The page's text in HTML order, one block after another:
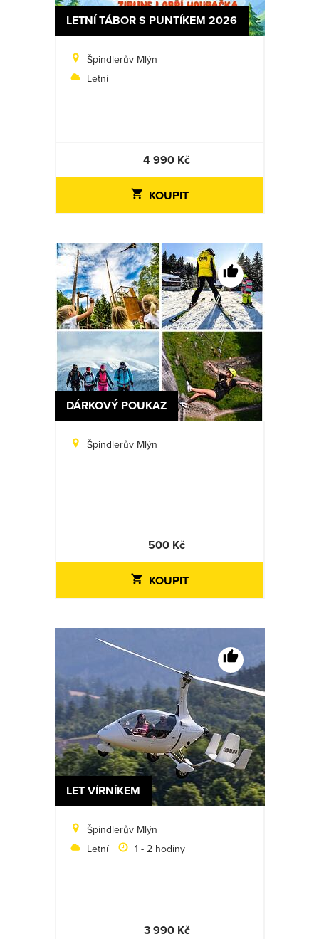
LETNÍ TÁBOR S PUNTÍKEM 2026
Špindlerův Mlýn
Letní
4 990 Kč
KOUPIT
DÁRKOVÝ POUKAZ
Špindlerův Mlýn
500 Kč
KOUPIT
LET VÍRNÍKEM
Špindlerův Mlýn
Letní
1 - 2 hodiny
3 990 Kč